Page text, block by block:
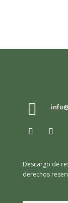

Descargo de
derechos